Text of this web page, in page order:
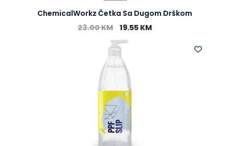
ChemicalWorkz Četka Sa Dugom Drškom
23.00KM 19.55 KM